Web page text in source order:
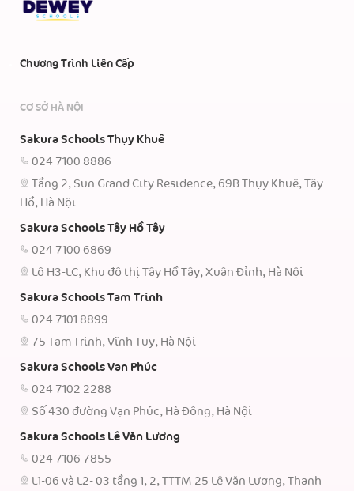
Chương Trình Liên Cấp
CƠ SỞ HÀ NỘI
Sakura Schools Thụy Khuê
024 7100 8886
Tầng 2, Sun Grand City Residence, 69B Thụy Khuê, Tây
Hồ, Hà Nội
Sakura Schools Tây Hồ Tây
024 7100 6869
Lô H3-LC, Khu đô thị Tây Hồ Tây, Xuân Đỉnh, Hà Nội
Sakura Schools Tam Trinh
024 7101 8899
75 Tam Trinh, Vĩnh Tuy, Hà Nội
Sakura Schools Vạn Phúc
024 7102 2288
Số 430 đường Vạn Phúc, Hà Đông, Hà Nội
Sakura Schools Lê Văn Lương
024 7106 7855
L1-06 và L2- 03 tầng 1, 2, TTTM 25 Lê Văn Lương, Thanh